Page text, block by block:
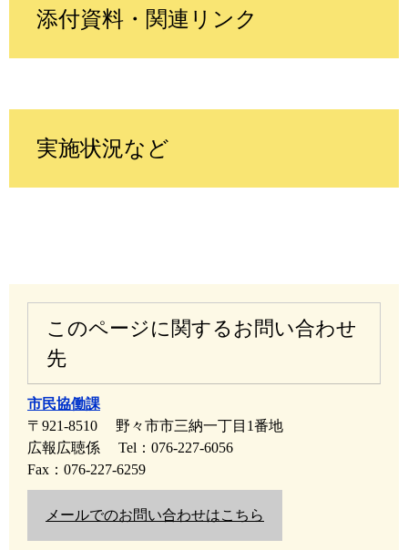
添付資料・関連リンク
実施状況など
このページに関するお問い合わせ
先
市民協働課
〒921-8510
野々市市三納一丁目1番地
広報広聴係
Tel：076-227-6056
Fax：076-227-6259
メールでのお問い合わせはこちら